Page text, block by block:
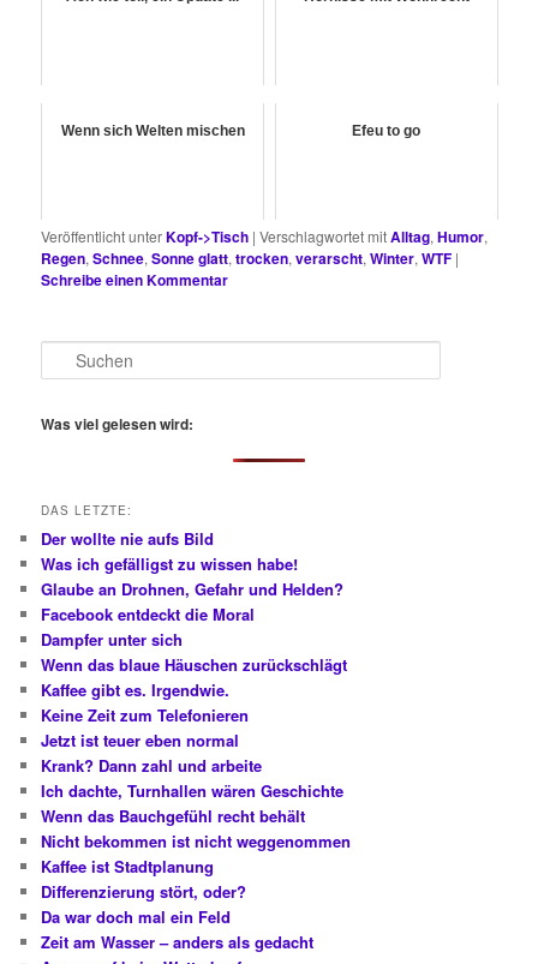
Wenn sich Welten mischen Efeu to go
Veröffentlicht unterKopf->Tisch |Verschlagwortet mitAlltag,Humor,
Regen,Schnee,Sonne glatt,trocken,verarscht,Winter,WTF |
Schreibe einen Kommentar
u
h
Was viel gelesen wird:
DAS LETZTE:
Der wollte nie aufs Bild
Was ich gefälligst zu wissen habe!
Glaube an Drohnen, Gefahr und Helden?
Facebook entdeckt die Moral
Dampfer unter sich
Wenn das blaue Häuschen zurückschlägt
Kaffee gibt es. Irgendwie.
Keine Zeit zum Telefonieren
Jetzt ist teuer eben normal
Krank? Dann zahl und arbeite
Ich dachte, Turnhallen wären Geschichte
Wenn das Bauchgefühl recht behält
Nicht bekommen ist nicht weggenommen
Kaffee ist Stadtplanung
Differenzierung stört, oder?
Da war doch mal ein Feld
Zeit am Wasser – anders als gedacht